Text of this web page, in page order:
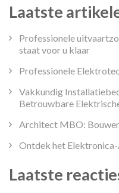
Laatste
Professionele
staat voor u klaar
Professionele
Vakkundig
Betrouwbare
Architect MBO:
Ontdek het
Laatste